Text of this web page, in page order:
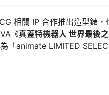
相關 IP 合作推出造型錶
《真蓋特機器人 世界最後之
「animate LIMITED